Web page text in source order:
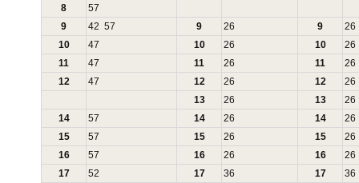
8
57
9
42 57 9 26 9
26
10
47 10 26 10
26
11
47 11 26 11
26
12
47 12 26 12
26
13
26 13
26
14
57 14 26 14
26
15
57 15 26 15
26
16
57 16 26 16
26
17
52 17 36 17
36